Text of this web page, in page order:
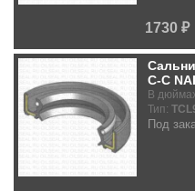
1730 ₽
C-C
В
Тип:
Под